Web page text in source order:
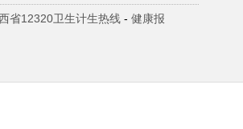
省12320卫生计生热线 - 健康报